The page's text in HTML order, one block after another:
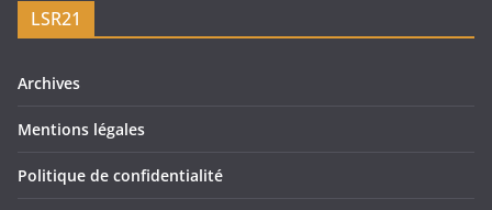
LSR21
Archives
Mentions légales
Politique de confidentialité